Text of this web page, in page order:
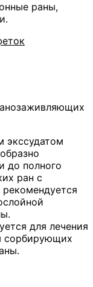
раны,
экссудатом
до полного
ран с
для лечения
сорбирующих